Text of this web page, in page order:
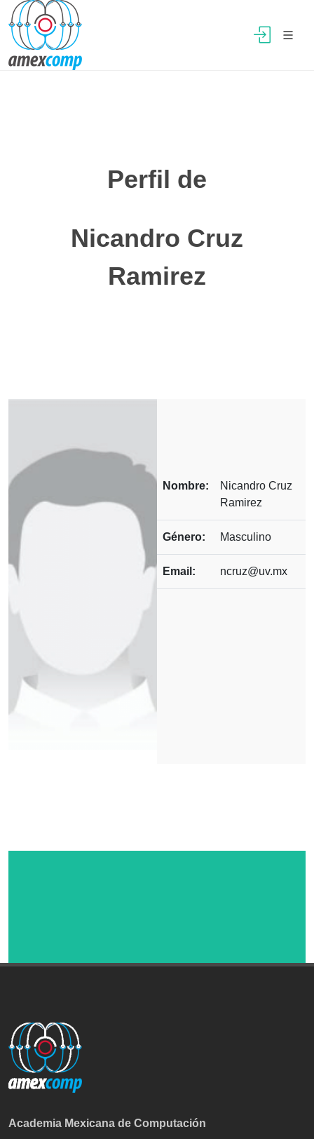
Perfil de
Nicandro Cruz
Ramirez
Nombre:
Nicandro Cruz
Ramirez
Género: Masculino
Email: ncruz@uv.mx
Academia Mexicana de Computación